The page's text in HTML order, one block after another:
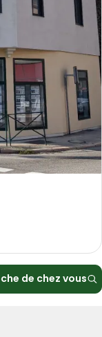
de chez vous